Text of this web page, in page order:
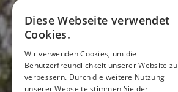
Diese Webseite verwendet
Cookies.
Wir verwenden Cookies, um die
Benutzerfreundlichkeit unserer Website zu
verbessern. Durch die weitere Nutzung
unserer Webseite stimmen Sie der